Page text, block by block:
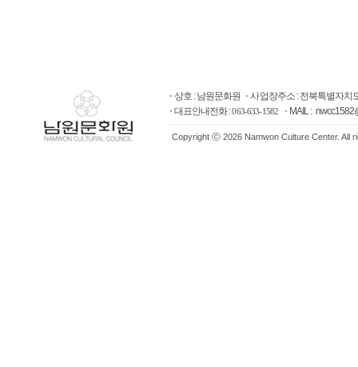
상호 : 남원문화원
사업장주소 : 전북특별자
대표안내전화 :063-633-1582 MAIL :
Copyright ⓒ 2026 Namwon Culture Center. All